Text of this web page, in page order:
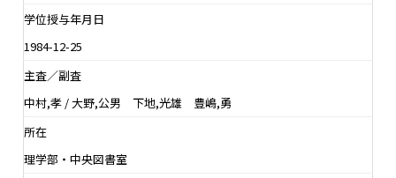
学位授与年月日
1984-12-25
主査／副査
中村,孝 / 大野,公男 下地,光雄 豊嶋,勇
所在
理学部・中央図書室